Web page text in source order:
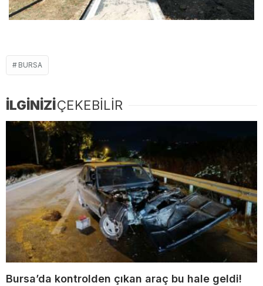
BURSA
İLGİNİZİÇEKEBİLİR
Bursa’da kontrolden çıkan araç bu hale geldi!